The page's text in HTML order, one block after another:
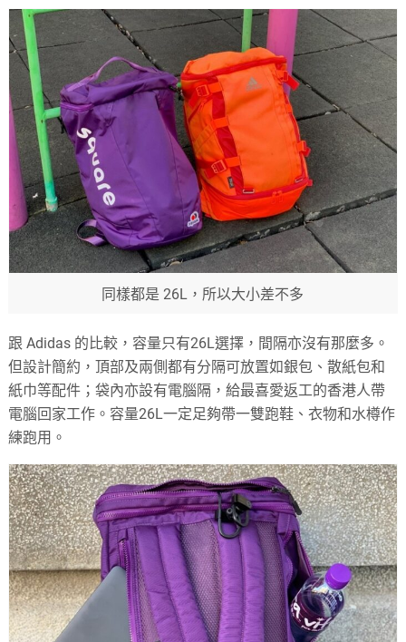
同樣都是 26L，所以大小差不多
跟 Adidas 的比較，容量只有26L選擇，間隔亦沒有那麼多。
但設計簡約，頂部及兩側都有分隔可放置如銀包、散紙包和
紙巾等配件；袋內亦設有電腦隔，給最喜愛返工的香港人帶
電腦回家工作。容量26L一定足夠帶一雙跑鞋、衣物和水樽作
練跑用。